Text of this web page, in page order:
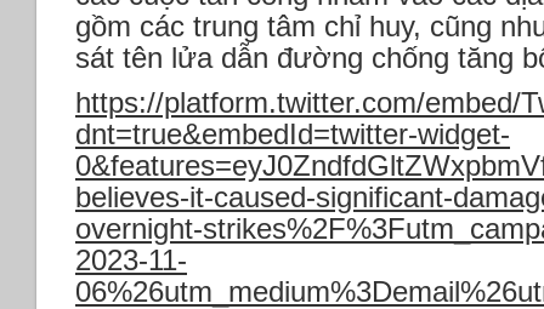
gồm các trung tâm chỉ huy, cũng
sát tên lửa dẫn đường chống tăng
https://platform.twitter.com/embed/
dnt=true&embedId=twitter-widget-
believes-it-caused-significant-
overnight-
2023-11-